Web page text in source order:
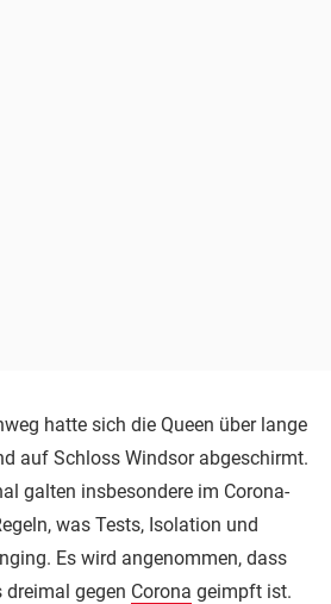
hatte sich die Queen über lange
auf Schloss Windsor abgeschirmt.
galten insbesondere im Corona-
was Tests, Isolation und
Es wird angenommen, dass
dreimal gegen Corona geimpft ist.